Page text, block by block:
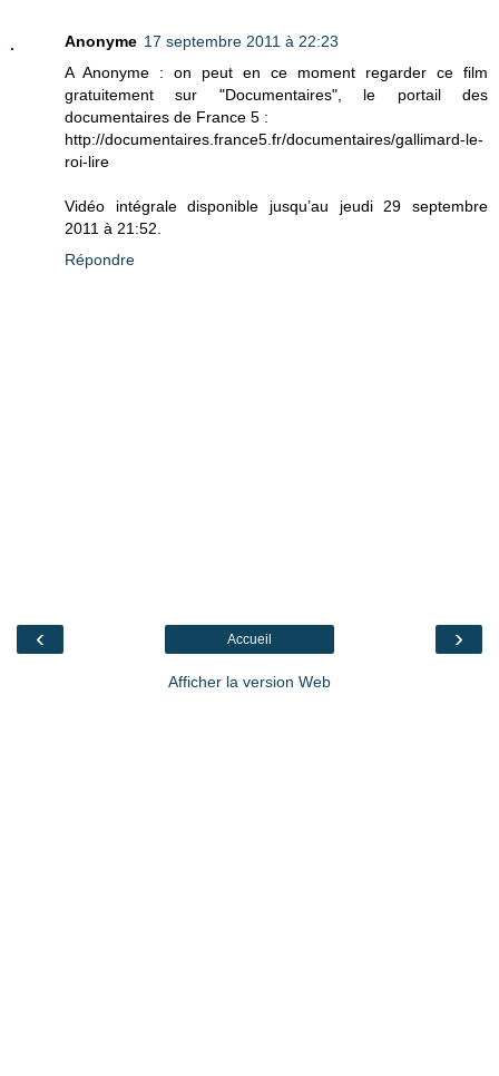
Anonyme 17 septembre 2011 à 22:23
A Anonyme : on peut en ce moment regarder ce film
gratuitement sur "Documentaires", le portail des
documentaires de France 5 :
http://documentaires.france5.fr/documentaires/gallimard-le-
roi-lire
Vidéo intégrale disponible jusqu’au jeudi 29 septembre
2011 à 21:52.
Répondre
‹ ›
Accueil
Afficher la version Web